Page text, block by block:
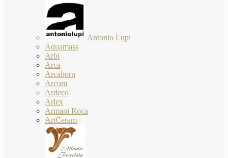
Antonio Lupi
Aquamass
Arbi
Arca
Arcahorn
Arcom
Ardeco
Arlex
Armani Roca
ArtCeram